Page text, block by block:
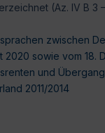
(Az. IV B 3
zwischen
2020 sowie vom 18.
und
2011/2014